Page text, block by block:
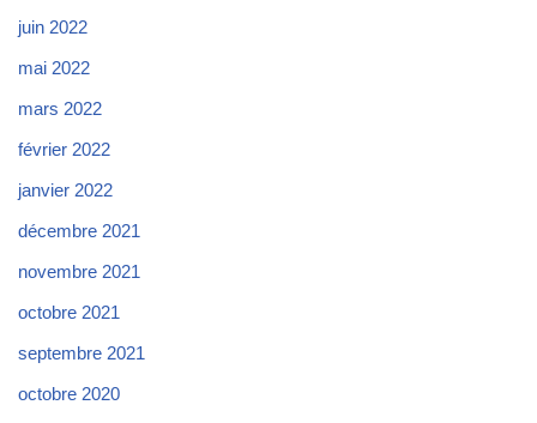
juin 2022
mai 2022
mars 2022
février 2022
janvier 2022
décembre 2021
novembre 2021
octobre 2021
septembre 2021
octobre 2020